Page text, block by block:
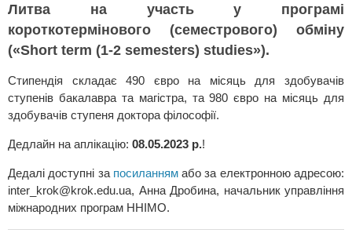
Литва на участь у програмі
короткотермінового (семестрового) обміну
(«Short term (1-2 semesters) studies»).
Стипендія складає 490 євро на місяць для здобувачів
ступенів бакалавра та магістра, та 980 євро на місяць для
здобувачів ступеня доктора філософії.
Дедлайн на аплікацію: 08.05.2023 р.!
Дедалі доступні за посиланнямабо за електронною адресою:
inter_krok@krok.edu.ua, Анна Дробина, начальник управління
міжнародних програм ННІМО.